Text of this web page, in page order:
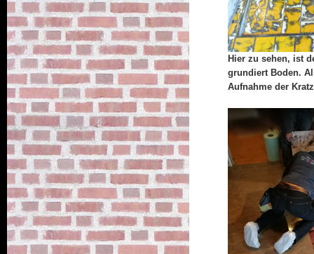
Hier zu sehen, ist
grundiert Boden.
Aufnahme der